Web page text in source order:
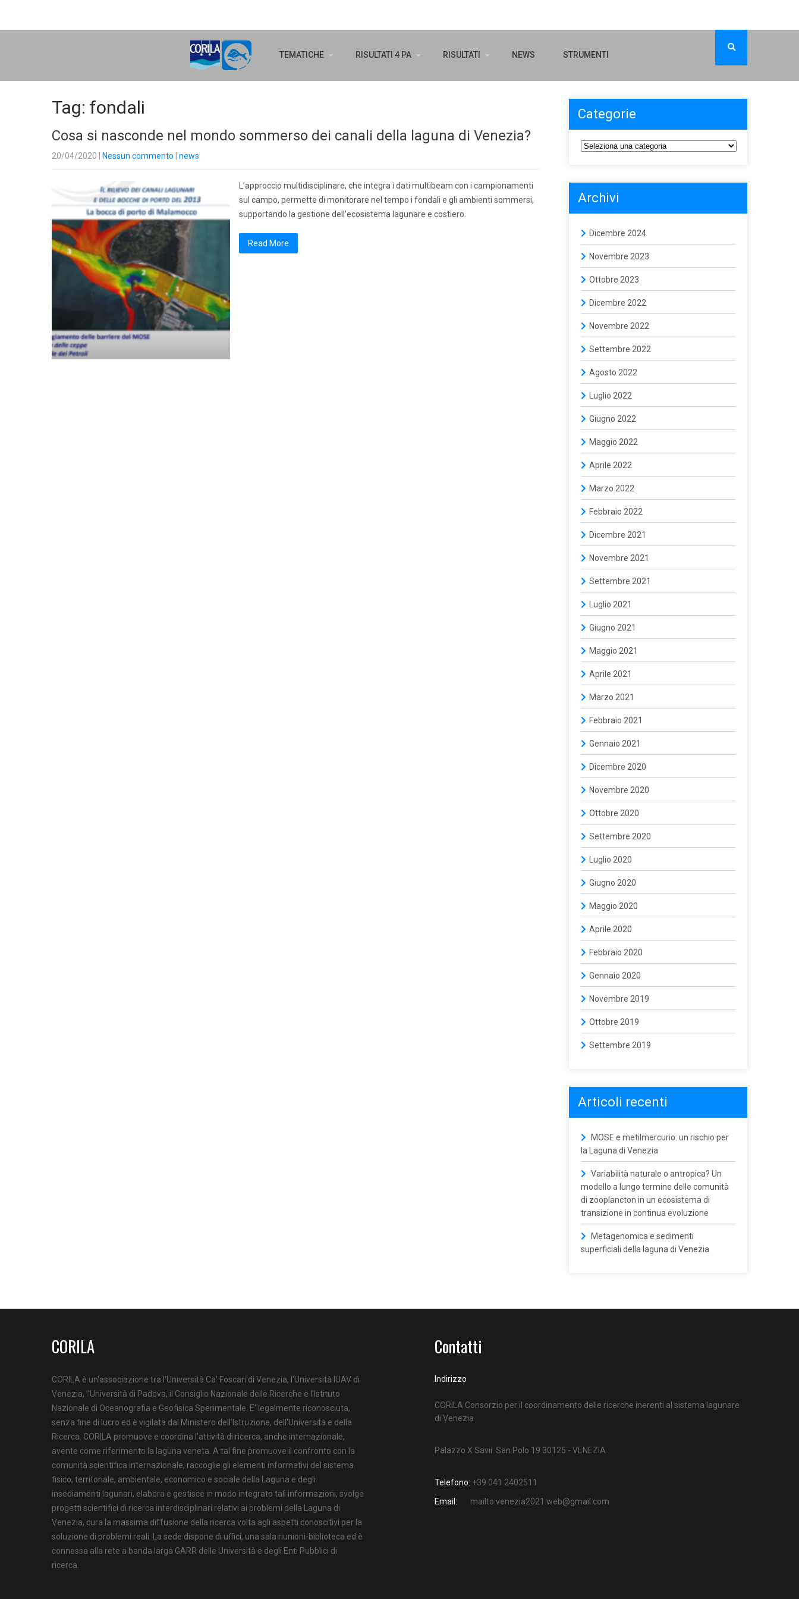
TEMATICHE RISULTATI 4 PA RISULTATI NEWS STRUMENTI
Tag: fondali
Cosa si nasconde nel mondo sommerso dei canali della laguna di Venezia?
20/04/2020 Nessun commento news
L’approccio multidisciplinare, che integra i dati multibeam con i campionamenti
sul campo, permette di monitorare nel tempo i fondali e gli ambienti sommersi,
supportando la gestione dell’ecosistema lagunare e costiero.
Read More
Categorie
Archivi
Dicembre 2024
Novembre 2023
Ottobre 2023
Dicembre 2022
Novembre 2022
Settembre 2022
Agosto 2022
Luglio 2022
Giugno 2022
Maggio 2022
Aprile 2022
Marzo 2022
Febbraio 2022
Dicembre 2021
Novembre 2021
Settembre 2021
Luglio 2021
Giugno 2021
Maggio 2021
Aprile 2021
Marzo 2021
Febbraio 2021
Gennaio 2021
Dicembre 2020
Novembre 2020
Ottobre 2020
Settembre 2020
Luglio 2020
Giugno 2020
Maggio 2020
Aprile 2020
Febbraio 2020
Gennaio 2020
Novembre 2019
Ottobre 2019
Settembre 2019
Articoli recenti
MOSE e metilmercurio: un rischio per
la Laguna di Venezia
Variabilità naturale o antropica? Un
modello a lungo termine delle comunità
di zooplancton in un ecosistema di
transizione in continua evoluzione
Metagenomica e sedimenti
superficiali della laguna di Venezia
CORILA
CORILA è un'associazione tra l'Università Ca’ Foscari di Venezia, l'Università IUAV di
Venezia, l'Università di Padova, il Consiglio Nazionale delle Ricerche e l’Istituto
Nazionale di Oceanografia e Geofisica Sperimentale. E' legalmente riconosciuta,
senza fine di lucro ed è vigilata dal Ministero dell’Istruzione, dell'Università e della
Ricerca. CORILA promuove e coordina l'attività di ricerca, anche internazionale,
avente come riferimento la laguna veneta. A tal fine promuove il confronto con la
comunità scientifica internazionale, raccoglie gli elementi informativi del sistema
fisico, territoriale, ambientale, economico e sociale della Laguna e degli
insediamenti lagunari, elabora e gestisce in modo integrato tali informazioni, svolge
progetti scientifici di ricerca interdisciplinari relativi ai problemi della Laguna di
Venezia, cura la massima diffusione della ricerca volta agli aspetti conoscitivi per la
soluzione di problemi reali. La sede dispone di uffici, una sala riunioni-biblioteca ed è
connessa alla rete a banda larga GARR delle Università e degli Enti Pubblici di
ricerca.
Contatti
Indirizzo
CORILA Consorzio per il coordinamento delle ricerche inerenti al sistema lagunare
di Venezia
Palazzo X Savii. San Polo 19 30125 - VENEZIA
Telefono: +39 041 2402511
Email:
mailto:venezia2021.web@gmail.com